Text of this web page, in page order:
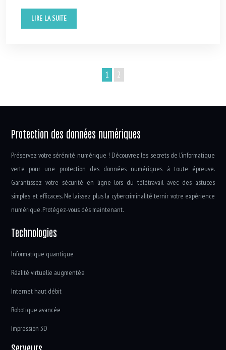
LIRE LA SUITE
1 2
Protection des données numériques
Préservez votre sérénité numérique ! Découvrez les secrets de l’informatique
verte pour une protection des données numériques à toute épreuve.
Garantissez votre sécurité en ligne lors du télétravail avec des astuces
simples et efficaces. Ne laissez plus la cybercriminalité ternir votre expérience
numérique. Protégez-vous dès maintenant.
Technologies
Informatique quantique
Réalité virtuelle augmentée
Internet haut débit
Robotique avancée
Impression 3D